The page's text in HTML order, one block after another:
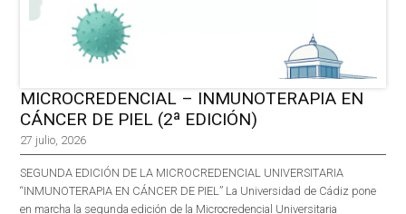
MICROCREDENCIAL – INMUNOTERAPIA EN
CÁNCER DE PIEL (2ª EDICIÓN)
27 julio, 2026
SEGUNDA EDICIÓN DE LA MICROCREDENCIAL UNIVERSITARIA
“INMUNOTERAPIA EN CÁNCER DE PIEL” La Universidad de Cádiz pone
en marcha la segunda edición de la Microcredencial Universitaria